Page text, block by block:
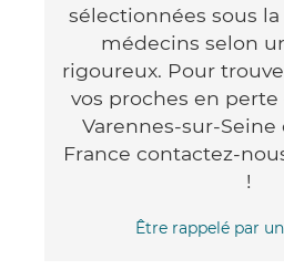
sélectionnées sous
médecins selon
rigoureux. Pour
vos proches en
Varennes-sur-
France contactez-
!
Être rappelé par